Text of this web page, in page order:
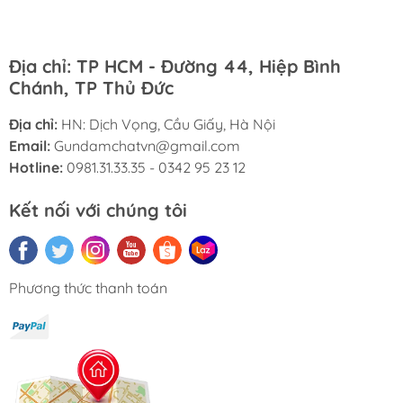
Địa chỉ: TP HCM - Đường 44, Hiệp Bình
Chánh, TP Thủ Đức
Địa chỉ: HN: Dịch Vọng, Cầu Giấy, Hà Nội
Email: Gundamchatvn@gmail.com
Hotline: 0981.31.33.35 - 0342 95 23 12
Kết nối với chúng tôi
Phương thức thanh toán